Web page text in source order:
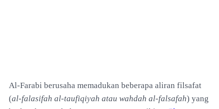
Al-Farabi berusaha memadukan beberapa aliran filsafat
(al-falasifah al-taufiqiyah atau wahdah al-falsafah) yang